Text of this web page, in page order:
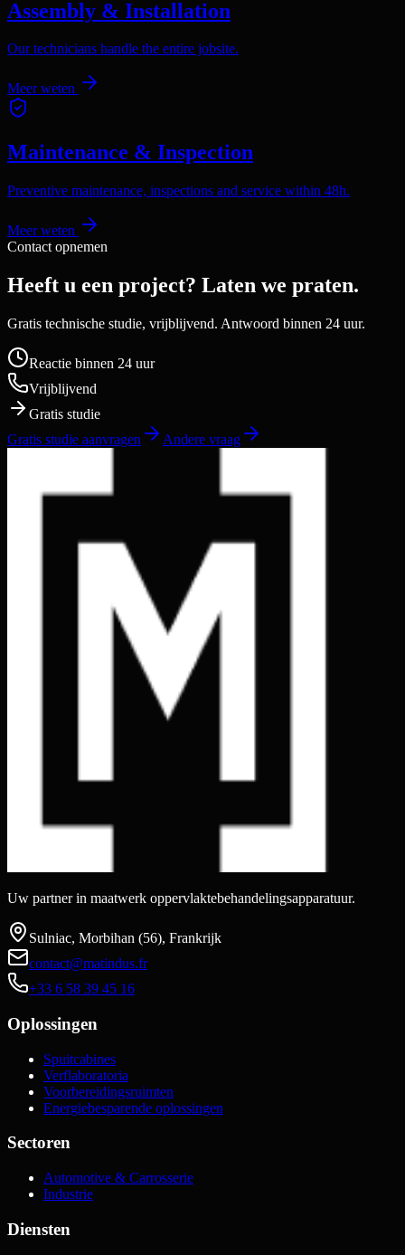
Assembly & Installation
Our technicians handle the entire jobsite.
Meer weten
Maintenance & Inspection
Preventive maintenance, inspections and service within 48h.
Meer weten
Contact opnemen
Heeft u een project? Laten we praten.
Gratis technische studie, vrijblijvend. Antwoord binnen 24 uur.
Reactie binnen 24 uur
Vrijblijvend
Gratis studie
Gratis studie aanvragen
Andere vraag
Uw partner in maatwerk oppervlaktebehandelingsapparatuur.
Sulniac, Morbihan (56), Frankrijk
contact@matindus.fr
+33 6 58 39 45 16
Oplossingen
Spuitcabines
Verflaboratoria
Voorbereidingsruimten
Energiebesparende oplossingen
Sectoren
Automotive & Carrosserie
Industrie
Diensten